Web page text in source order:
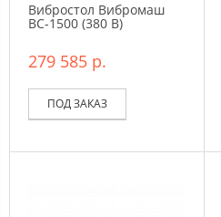
Вибростол Вибромаш
ВC-1500 (380 В)
279 585 р.
ПОД ЗАКАЗ